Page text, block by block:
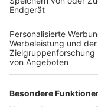
sich auch die
Inzidenzwert des
beziehen würden,
kümmern, so
Neue Regeln
mehr